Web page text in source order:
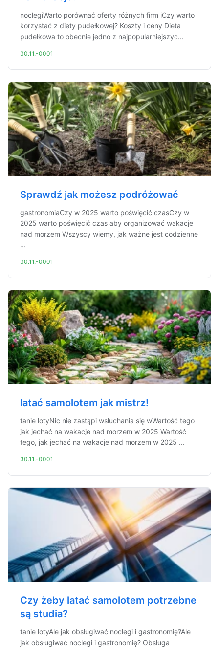
noclegiWarto porównać oferty różnych firm iCzy warto
korzystać z diety pudełkowej? Koszty i ceny Dieta
pudełkowa to obecnie jedno z najpopularniejszyc...
30.11.-0001
Sprawdź jak możesz podróżować
gastronomiaCzy w 2025 warto poświęcić czasCzy w
2025 warto poświęcić czas aby organizować wakacje
nad morzem Wszyscy wiemy, jak ważne jest codzienne
...
30.11.-0001
latać samolotem jak mistrz!
tanie lotyNic nie zastąpi wsłuchania się wWartość tego
jak jechać na wakacje nad morzem w 2025 Wartość
tego, jak jechać na wakacje nad morzem w 2025 ...
30.11.-0001
Czy żeby latać samolotem potrzebne
są studia?
tanie lotyAle jak obsługiwać noclegi i gastronomię?Ale
jak obsługiwać noclegi i gastronomię? Obsługa